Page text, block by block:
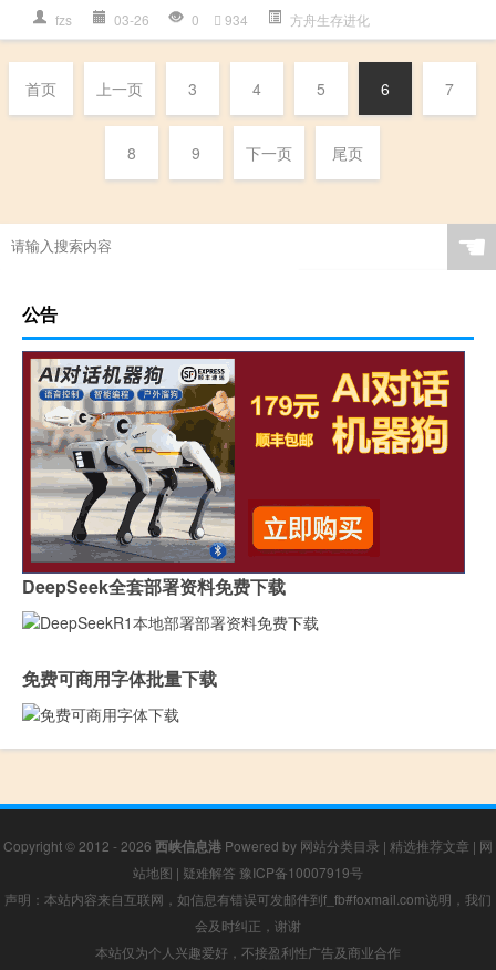
fzs 03-26 0 934 方舟生存进化
首页 上一页 3 4 5 6 7
8 9 下一页 尾页
☚
公告
DeepSeek全套部署资料免费下载
免费可商用字体批量下载
Copyright © 2012 - 2026 西峡信息港 Powered by 网站分类目录 | 精选推荐文章 | 网
站地图 | 疑难解答 豫ICP备10007919号
声明：本站内容来自互联网，如信息有错误可发邮件到f_fb#foxmail.com说明，我们
会及时纠正，谢谢
本站仅为个人兴趣爱好，不接盈利性广告及商业合作